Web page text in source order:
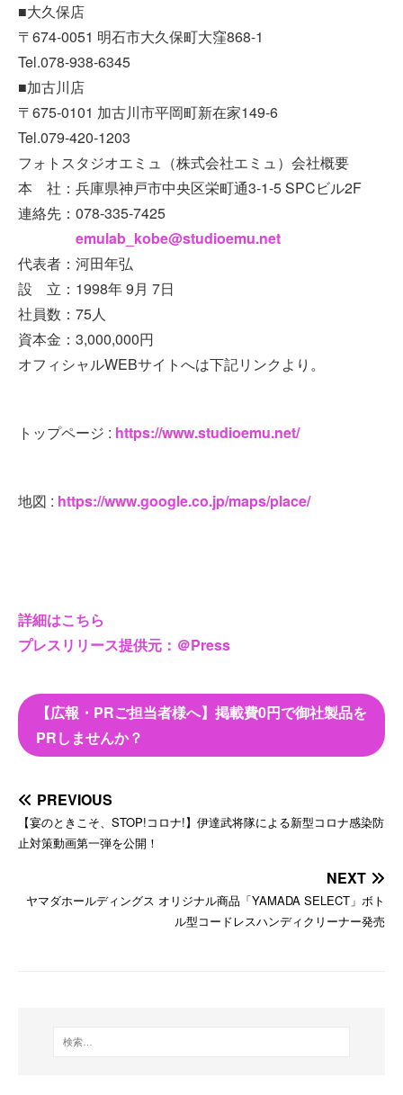
■大久保店
〒674-0051 明石市大久保町大窪868-1
Tel.078-938-6345
■加古川店
〒675-0101 加古川市平岡町新在家149-6
Tel.079-420-1203
フォトスタジオエミュ（株式会社エミュ）会社概要
本 社：兵庫県神戸市中央区栄町通3-1-5 SPCビル2F
連絡先：078-335-7425
emulab_kobe@studioemu.net
代表者：河田年弘
設 立：1998年 9月 7日
社員数：75人
資本金：3,000,000円
オフィシャルWEBサイトへは下記リンクより。
トップページ : https://www.studioemu.net/
地図 : https://www.google.co.jp/maps/place/
詳細はこちら
プレスリリース提供元：＠Press
【広報・PRご担当者様へ】掲載費0円で御社製品を
PRしませんか？
PREVIOUS
【宴のときこそ、STOP!コロナ!】伊達武将隊による新型コロナ感染防
止対策動画第一弾を公開！
NEXT
ヤマダホールディングス オリジナル商品「YAMADA SELECT」ボト
ル型コードレスハンディクリーナー発売